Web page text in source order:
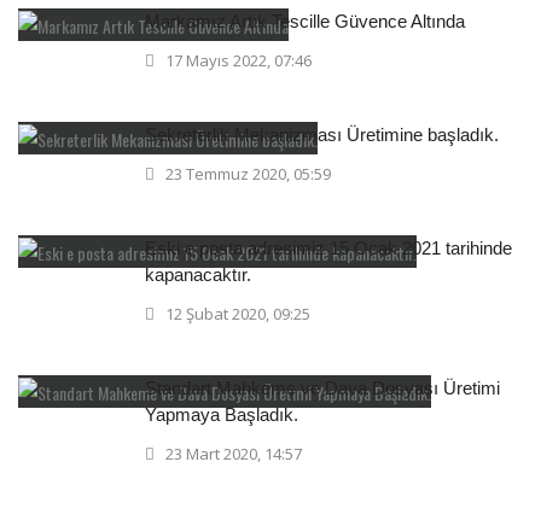
Markamız Artık Tescille Güvence Altında
17 Mayıs 2022, 07:46
Sekreterlik Mekanizması Üretimine başladık.
23 Temmuz 2020, 05:59
Eski e posta adresimiz 15 Ocak 2021 tarihinde
kapanacaktır.
12 Şubat 2020, 09:25
Standart Mahkeme ve Dava Dosyası Üretimi
Yapmaya Başladık.
23 Mart 2020, 14:57